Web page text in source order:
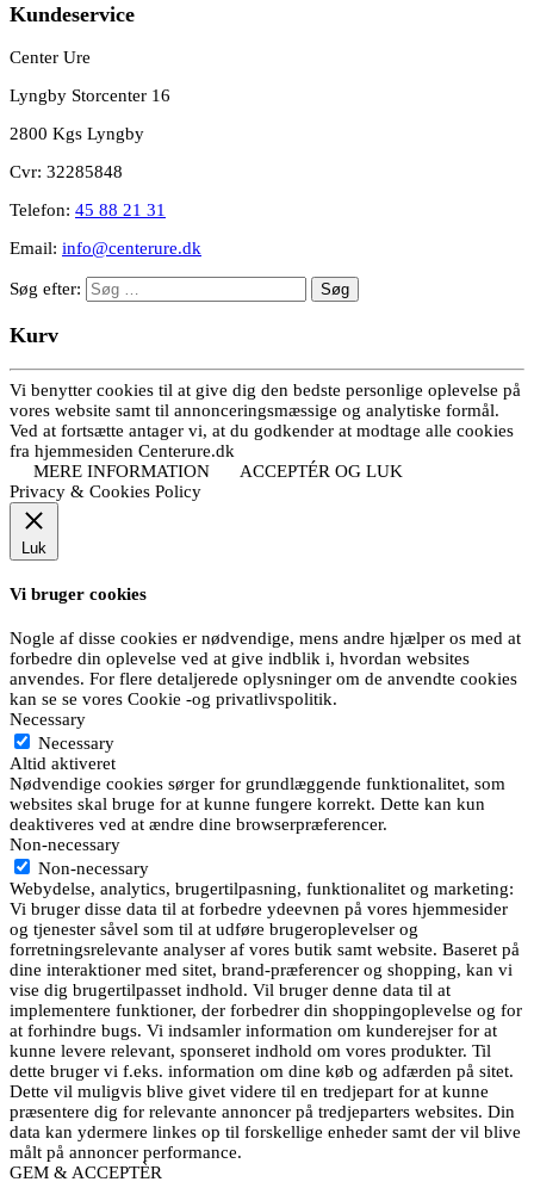
Kundeservice
Center Ure
Lyngby Storcenter 16
2800 Kgs Lyngby
Cvr: 32285848
Telefon: 45 88 21 31
Email: info@centerure.dk
Søg efter:
Kurv
Vi benytter cookies til at give dig den bedste personlige oplevelse på
vores website samt til annonceringsmæssige og analytiske formål.
Ved at fortsætte antager vi, at du godkender at modtage alle cookies
fra hjemmesiden Centerure.dk
MERE INFORMATION
ACCEPTÉR OG LUK
Privacy & Cookies Policy
Luk
Vi bruger cookies
Nogle af disse cookies er nødvendige, mens andre hjælper os med at
forbedre din oplevelse ved at give indblik i, hvordan websites
anvendes. For flere detaljerede oplysninger om de anvendte cookies
kan se se vores Cookie -og privatlivspolitik.
Necessary
Necessary
Altid aktiveret
Nødvendige cookies sørger for grundlæggende funktionalitet, som
websites skal bruge for at kunne fungere korrekt. Dette kan kun
deaktiveres ved at ændre dine browserpræferencer.
Non-necessary
Non-necessary
Webydelse, analytics, brugertilpasning, funktionalitet og marketing:
Vi bruger disse data til at forbedre ydeevnen på vores hjemmesider
og tjenester såvel som til at udføre brugeroplevelser og
forretningsrelevante analyser af vores butik samt website. Baseret på
dine interaktioner med sitet, brand-præferencer og shopping, kan vi
vise dig brugertilpasset indhold. Vil bruger denne data til at
implementere funktioner, der forbedrer din shoppingoplevelse og for
at forhindre bugs. Vi indsamler information om kunderejser for at
kunne levere relevant, sponseret indhold om vores produkter. Til
dette bruger vi f.eks. information om dine køb og adfærden på sitet.
Dette vil muligvis blive givet videre til en tredjepart for at kunne
præsentere dig for relevante annoncer på tredjeparters websites. Din
data kan ydermere linkes op til forskellige enheder samt der vil blive
målt på annoncer performance.
GEM & ACCEPTÈR